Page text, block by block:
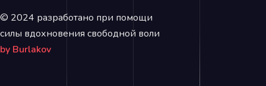
© 2024 разработано при помощи
силы вдохновения свободной воли
by Burlakov